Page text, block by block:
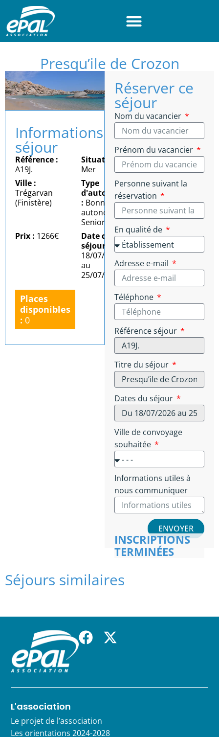
Presqu’ile de Crozon
Informations
séjour
Référence :
A19J.
Situation :
Mer
Ville :
Trégarvan
(Finistère)
Type
d'autonomie
: Bonne
autonomie
Senior
Prix : 1266€
Date du
séjour :
Du
18/07/2026
au
25/07/2026
Places
disponibles
: 0
Réserver ce
séjour
Nom du vacancier
Prénom du vacancier
Personne suivant la
réservation
En qualité de
Adresse e-mail
Téléphone
Référence séjour
Titre du séjour
Dates du séjour
Ville de convoyage
souhaitée
Informations utiles à
nous communiquer
ENVOYER
INSCRIPTIONS
TERMINÉES
Séjours similaires
L'association
Le projet de l’association
Les orientations 2024-2028
Panneau de gestion des cookies